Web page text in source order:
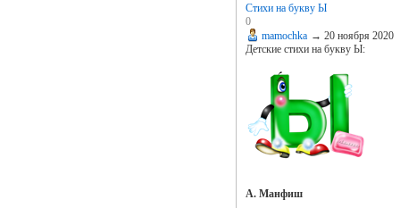
Стихи на букву Ы
0
mamochka → 20 ноября 2020
Детские стихи на букву Ы:
А. Манфиш